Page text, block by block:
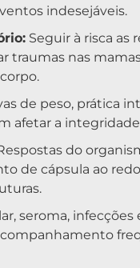
indesejáveis.
Seguir à risca as
traumas nas
de peso, prática
afetar a
do
de cápsula ao
seroma,